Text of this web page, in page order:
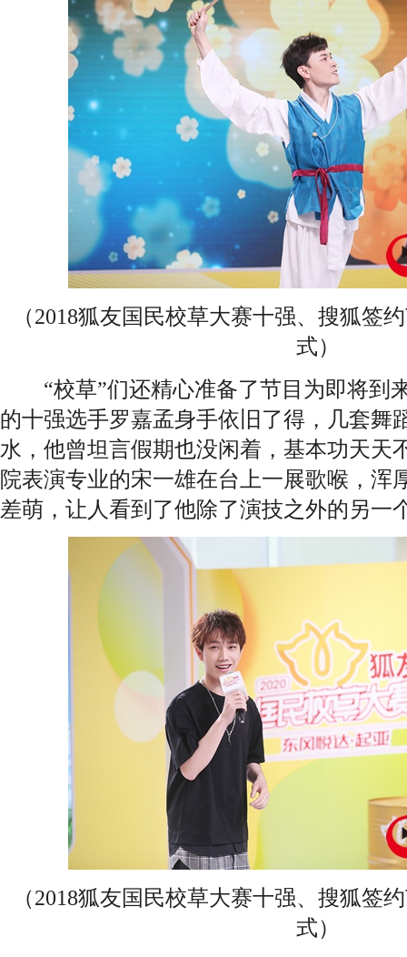
（2018狐友国民校草大赛十强、搜狐签
式）
“校草”们还精心准备了节目为即将到
的十强选手罗嘉孟身手依旧了得，几套舞
水，他曾坦言假期也没闲着，基本功天天
院表演专业的宋一雄在台上一展歌喉，浑
差萌，让人看到了他除了演技之外的另一
（2018狐友国民校草大赛十强、搜狐签
式）